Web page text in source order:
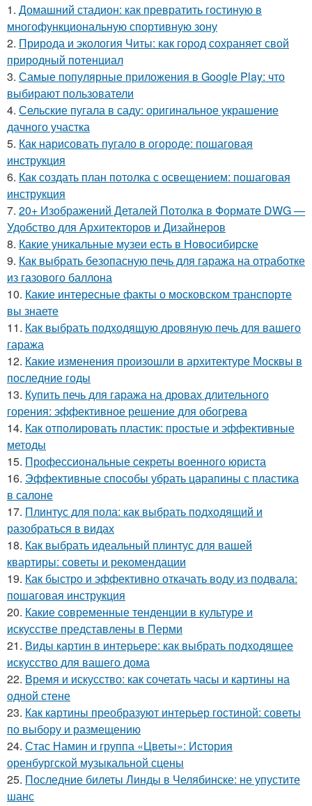
1. Домашний стадион: как превратить гостиную в
многофункциональную спортивную зону
2. Природа и экология Читы: как город сохраняет свой
природный потенциал
3. Самые популярные приложения в Google Play: что
выбирают пользователи
4. Сельские пугала в саду: оригинальное украшение
дачного участка
5. Как нарисовать пугало в огороде: пошаговая
инструкция
6. Как создать план потолка с освещением: пошаговая
инструкция
7. 20+ Изображений Деталей Потолка в Формате DWG —
Удобство для Архитекторов и Дизайнеров
8. Какие уникальные музеи есть в Новосибирске
9. Как выбрать безопасную печь для гаража на отработке
из газового баллона
10. Какие интересные факты о московском транспорте
вы знаете
11. Как выбрать подходящую дровяную печь для вашего
гаража
12. Какие изменения произошли в архитектуре Москвы в
последние годы
13. Купить печь для гаража на дровах длительного
горения: эффективное решение для обогрева
14. Как отполировать пластик: простые и эффективные
методы
15. Профессиональные секреты военного юриста
16. Эффективные способы убрать царапины с пластика
в салоне
17. Плинтус для пола: как выбрать подходящий и
разобраться в видах
18. Как выбрать идеальный плинтус для вашей
квартиры: советы и рекомендации
19. Как быстро и эффективно откачать воду из подвала:
пошаговая инструкция
20. Какие современные тенденции в культуре и
искусстве представлены в Перми
21. Виды картин в интерьере: как выбрать подходящее
искусство для вашего дома
22. Время и искусство: как сочетать часы и картины на
одной стене
23. Как картины преобразуют интерьер гостиной: советы
по выбору и размещению
24. Стас Намин и группа «Цветы»: История
оренбургской музыкальной сцены
25. Последние билеты Линды в Челябинске: не упустите
шанс